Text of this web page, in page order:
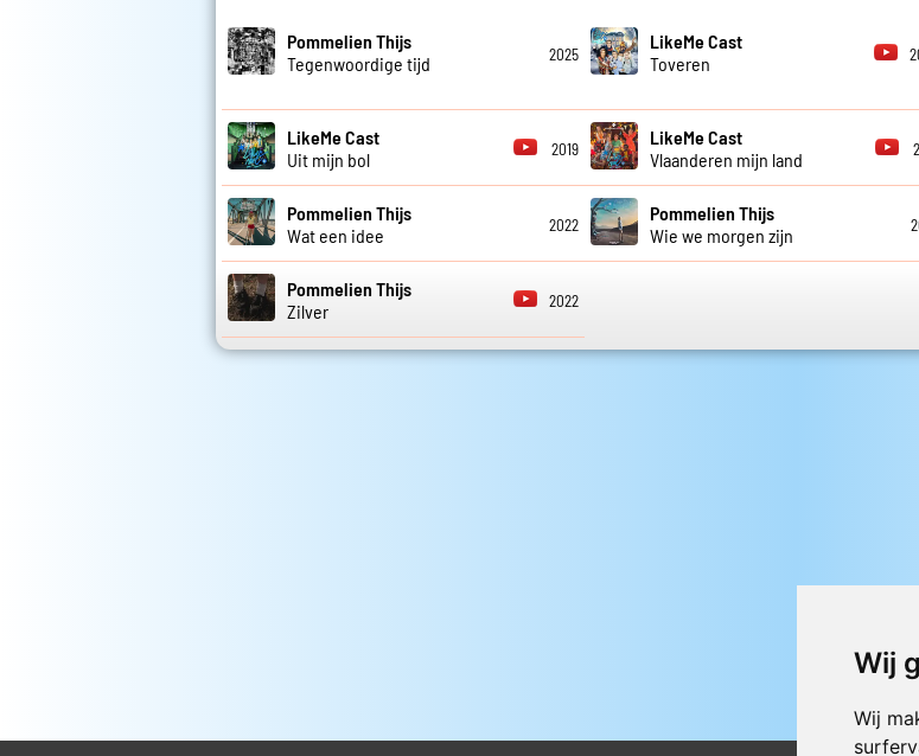
Wij
Wij
Pommelien Thijs
Tegenwoordige tijd
2025
LikeMe Cast
Toveren
LikeMe Cast
Uit mijn bol
2019
LikeMe Cast
Vlaanderen mijn land
Pommelien Thijs
Wat een idee
2022
Pommelien Thijs
Wie we morgen zijn
Pommelien Thijs
Zilver
2022